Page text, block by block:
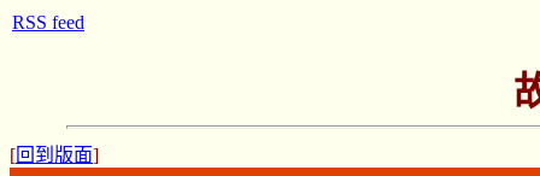
[回到版面]
RSS feed